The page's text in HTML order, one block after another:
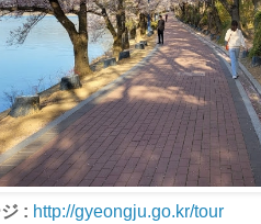
: http://gyeongju.go.kr/tour